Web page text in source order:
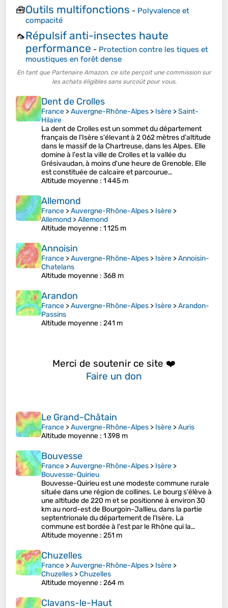
🧰Outils multifonctions - Polyvalence et
compacité
🦟Répulsif anti-insectes haute
performance - Protection contre les tiques et
moustiques en forêt dense
En tant que Partenaire Amazon, ce site perçoit une commission sur
les achats éligibles sans surcoût pour vous.
Dent de Crolles
France >Auvergne-Rhône-Alpes > Isère >Saint-
Hilaire
La dent de Crolles est un sommet du département
français de l'Isère s'élevant à 2 062 mètres d'altitude
dans le massif de la Chartreuse, dans les Alpes. Elle
domine à l'est la ville de Crolles et la vallée du
Grésivaudan, à moins d'une heure de Grenoble. Elle
est constituée de calcaire et parcourue…
Altitude moyenne : 1 445 m
Allemond
France >Auvergne-Rhône-Alpes > Isère >
Allemond >Allemond
Altitude moyenne : 1 125 m
Annoisin
France >Auvergne-Rhône-Alpes > Isère >Annoisin-
Chatelans
Altitude moyenne : 368 m
Arandon
France >Auvergne-Rhône-Alpes > Isère >Arandon-
Passins
Altitude moyenne : 241 m
Merci de soutenir ce site ❤️
Faire un don
Le Grand-Châtain
France >Auvergne-Rhône-Alpes > Isère >Auris
Altitude moyenne : 1 398 m
Bouvesse
France >Auvergne-Rhône-Alpes > Isère >
Bouvesse-Quirieu
Bouvesse-Quirieu est une modeste commune rurale
située dans une région de collines. Le bourg s'élève à
une altitude de 220 m et se positionne à environ 30
km au nord-est de Bourgoin-Jallieu, dans la partie
septentrionale du département de l'Isère. La
commune est bordée à l'est par le Rhône qui la…
Altitude moyenne : 251 m
Chuzelles
France >Auvergne-Rhône-Alpes > Isère >
Chuzelles >Chuzelles
Altitude moyenne : 264 m
Clavans-le-Haut